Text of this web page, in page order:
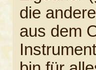
die
aus dem